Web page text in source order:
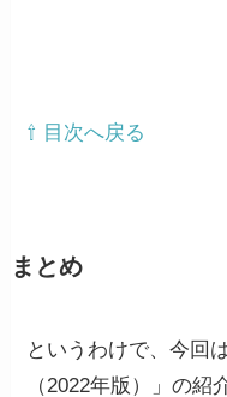
⇧ 目次へ戻る
まとめ
というわけで、今回
（2022年版）」の紹